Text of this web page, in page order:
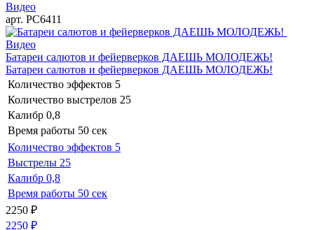
Видео
арт. РС6411
Видео
Батареи салютов и фейерверков ДАЕШЬ МОЛОДЕЖЬ!
Батареи салютов и фейерверков ДАЕШЬ МОЛОДЕЖЬ!
Количество эффектов 5
Количество выстрелов 25
Калибр 0,8
Время работы 50 сек
Количество эффектов 5
Выстрелы 25
Калибр 0,8
Время работы 50 сек
2250 ₽
2250 ₽